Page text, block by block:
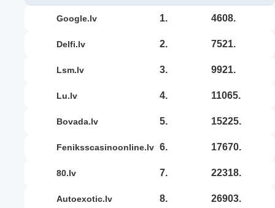
google.lv 1. 4608.
delfi.lv 2. 7521.
lsm.lv 3. 9921.
lu.lv 4. 11065.
bovada.lv 5. 15225.
feniksscasinoonline.lv 6. 17670.
80.lv 7. 22318.
autoexotic.lv 8. 26903.